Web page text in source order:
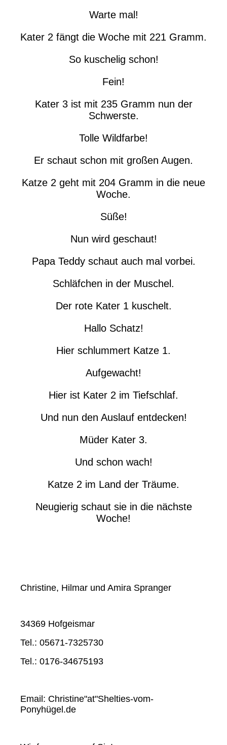
Warte mal!
Kater 2 fängt die Woche mit 221 Gramm.
So kuschelig schon!
Fein!
Kater 3 ist mit 235 Gramm nun der
Schwerste.
Tolle Wildfarbe!
Er schaut schon mit großen Augen.
Katze 2 geht mit 204 Gramm in die neue
Woche.
Süße!
Nun wird geschaut!
Papa Teddy schaut auch mal vorbei.
Schläfchen in der Muschel.
Der rote Kater 1 kuschelt.
Hallo Schatz!
Hier schlummert Katze 1.
Aufgewacht!
Hier ist Kater 2 im Tiefschlaf.
Und nun den Auslauf entdecken!
Müder Kater 3.
Und schon wach!
Katze 2 im Land der Träume.
Neugierig schaut sie in die nächste
Woche!
Christine, Hilmar und Amira Spranger
34369 Hofgeismar
Tel.: 05671-7325730
Tel.: 0176-34675193
Email: Christine"at"Shelties-vom-
Ponyhügel.de